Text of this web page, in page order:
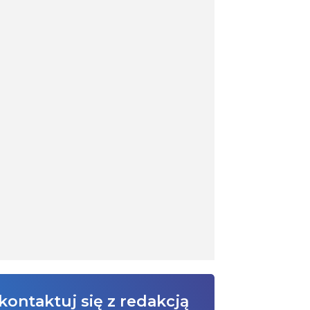
się z redakcją